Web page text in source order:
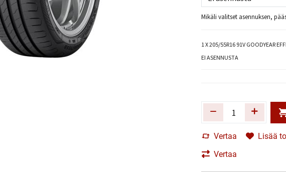
Mikäli valitset asennuksen,
1X 205/55R16 91V GOODYEAR
EI ASENNUSTA
Vertaa
Lisää
Vertaa